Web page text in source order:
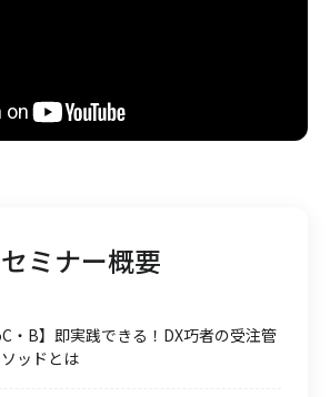
セミナー概要
・B】即実践できる！DX巧者の受注管
ッドとは